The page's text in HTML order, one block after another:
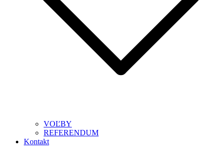
VOĽBY
REFERENDUM
Kontakt